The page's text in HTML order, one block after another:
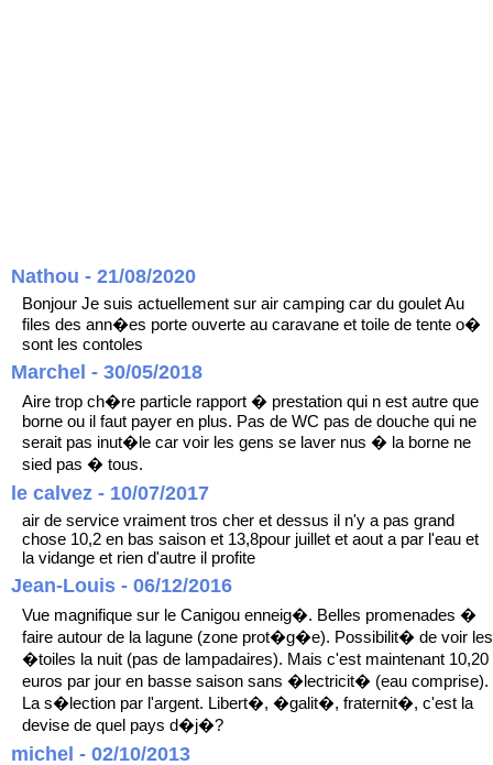
Nathou - 21/08/2020
Bonjour Je suis actuellement sur air camping car du goulet Au
files des ann�es porte ouverte au caravane et toile de tente o�
sont les contoles
Marchel - 30/05/2018
Aire trop ch�re particle rapport � prestation qui n est autre que
borne ou il faut payer en plus. Pas de WC pas de douche qui ne
serait pas inut�le car voir les gens se laver nus � la borne ne
sied pas � tous.
le calvez - 10/07/2017
air de service vraiment tros cher et dessus il n'y a pas grand
chose 10,2 en bas saison et 13,8pour juillet et aout a par l'eau et
la vidange et rien d'autre il profite
Jean-Louis - 06/12/2016
Vue magnifique sur le Canigou enneig�. Belles promenades �
faire autour de la lagune (zone prot�g�e). Possibilit� de voir les
�toiles la nuit (pas de lampadaires). Mais c'est maintenant 10,20
euros par jour en basse saison sans �lectricit� (eau comprise).
La s�lection par l'argent. Libert�, �galit�, fraternit�, c'est la
devise de quel pays d�j�?
michel - 02/10/2013